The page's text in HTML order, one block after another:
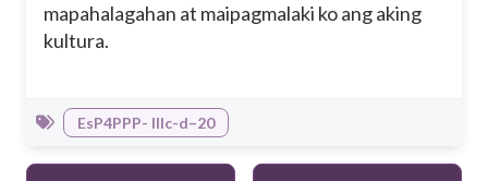
mapahalagahan at maipagmalaki ko ang aking
kultura.
EsP4PPP- IIIc-d–20